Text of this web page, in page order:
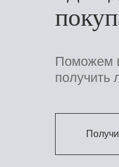
Поможем
получить